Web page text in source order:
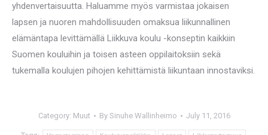
yhdenvertaisuutta. Haluamme myös varmistaa jokaisen
lapsen ja nuoren mahdollisuuden omaksua liikunnallinen
elämäntapa levittämällä Liikkuva koulu -konseptin kaikkiin
Suomen kouluihin ja toisen asteen oppilaitoksiin sekä
tukemalla koulujen pihojen kehittämistä liikuntaan innostaviksi.
Category: Muut By Sinuhe Wallinheimo July 11, 2016